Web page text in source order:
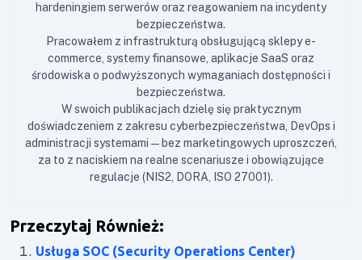
hardeningiem serwerów oraz reagowaniem na incydenty
bezpieczeństwa.
Pracowałem z infrastrukturą obsługującą sklepy e-
commerce, systemy finansowe, aplikacje SaaS oraz
środowiska o podwyższonych wymaganiach dostępności i
bezpieczeństwa.
W swoich publikacjach dzielę się praktycznym
doświadczeniem z zakresu cyberbezpieczeństwa, DevOps i
administracji systemami — bez marketingowych uproszczeń,
za to z naciskiem na realne scenariusze i obowiązujące
regulacje (NIS2, DORA, ISO 27001).
Przeczytaj Również:
Usługa SOC (Security Operations Center)